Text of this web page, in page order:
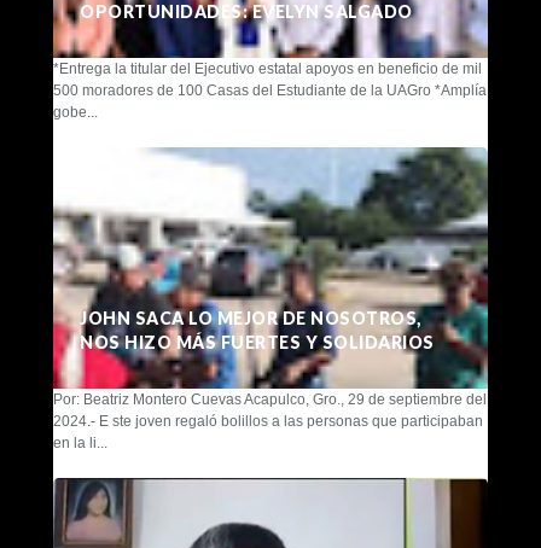
OPORTUNIDADES: EVELYN SALGADO
*Entrega la titular del Ejecutivo estatal apoyos en beneficio de mil
500 moradores de 100 Casas del Estudiante de la UAGro *Amplía
gobe...
JOHN SACA LO MEJOR DE NOSOTROS,
NOS HIZO MÁS FUERTES Y SOLIDARIOS
Por: Beatriz Montero Cuevas Acapulco, Gro., 29 de septiembre del
2024.- E ste joven regaló bolillos a las personas que participaban
en la li...